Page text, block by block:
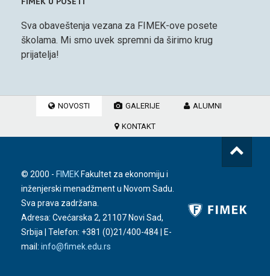
Sva obaveštenja vezana za FIMEK-ove posete
školama. Mi smo uvek spremni da širimo krug
prijatelja!
NOVOSTI GALERIJE ALUMNI
KONTAKT
© 2000 - FIMEK Fakultet za ekonomiju i
inženjerski menadžment u Novom Sadu.
Sva prava zadržana.
Adresa: Cvećarska 2, 21107 Novi Sad,
Srbija | Telefon: +381 (0)21/400-484 | E-
mail: info@fimek.edu.rs